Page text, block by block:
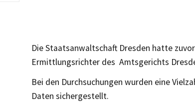
Die Staatsanwaltschaft Dresden hatte
Ermittlungsrichter des Amtsgerichts
Bei den Durchsuchungen wurden eine
Daten sichergestellt.